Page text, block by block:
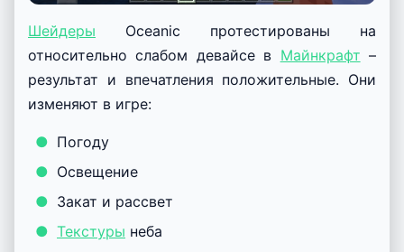
Шейдеры Oceanic протестированы на
относительно слабом девайсе в Майнкрафт –
результат и впечатления положительные. Они
изменяют в игре:
Погоду
Освещение
Закат и рассвет
Текстуры неба